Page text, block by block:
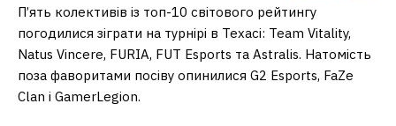
П’ять колективів із топ-10 світового рейтингу
погодилися зіграти на турнірі в Техасі: Team Vitality,
Natus Vincere, FURIA, FUT Esports та Astralis. Натомість
поза фаворитами посіву опинилися G2 Esports, FaZe
Clan і GamerLegion.